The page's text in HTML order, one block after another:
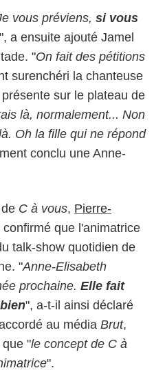
vous préviens, si vous
", a ensuite ajouté Jamel
"On fait des pétitions
surenchéri la chanteuse
sur le plateau de
là, normalement... Non
Oh la fille qui ne répond
conclu une Anne-
C à vous, Pierre-
confirmé que l'animatrice
talk-show quotidien de
"Anne-Elisabeth
prochaine. Elle fait
", a-t-il ainsi déclaré
au média Brut,
"le concept de C à
".